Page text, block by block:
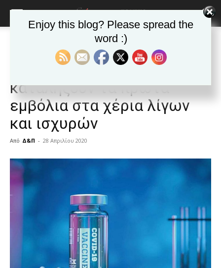
Κόσμος
Η μάχη για να μην
καταλήξουν τα πρώτα
εμβόλια στα χέρια λίγων
και ισχυρών
Από Δ&Π - 28 Απριλίου 2020
blonde
lesbians
very
Enjoy this blog? Please spread the
word :)